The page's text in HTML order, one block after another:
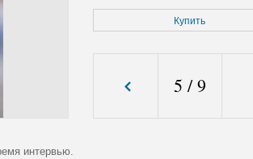
Купить
5 /9
интервью.